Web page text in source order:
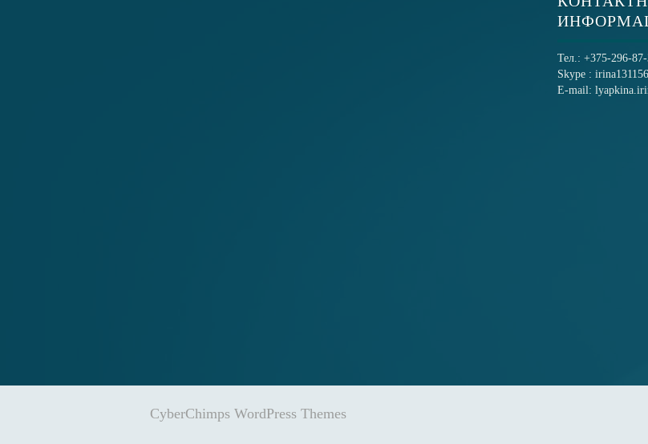
Тел.: +375-296-
Skype : irina131156
E-mail:
CyberChimps WordPress Themes